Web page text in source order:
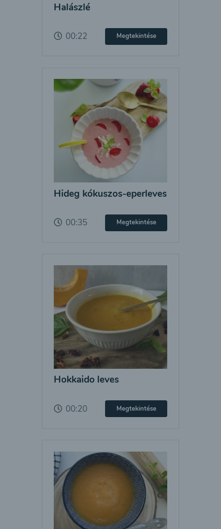
Halászlé
00:22 Megtekintése
Hideg kókuszos-eperleves
00:35 Megtekintése
Hokkaido leves
00:20 Megtekintése